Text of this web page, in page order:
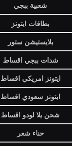
شعبية ببجي
بطاقات ايتونز
بلايستيشن ستور
شدات ببجي اقساط
ايتونز امريكي اقساط
ايتونز سعودي اقساط
شحن يلا لودو اقساط
حناء شعر